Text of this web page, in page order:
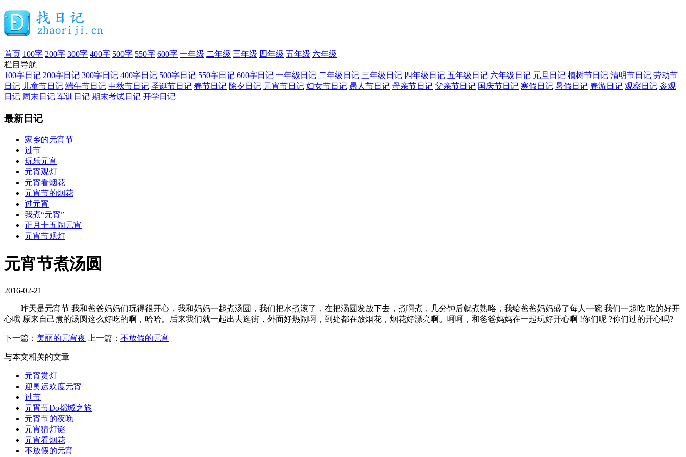
首页 100字 200字 300字 400字 500字 550字 600字 一年级 二年级 三年级 四年级 五年级 六年级
栏目导航
100字日记 200字日记 300字日记 400字日记 500字日记 550字日记 600字日记 一年级日记 二年级日记 三年级日记 四年级日记 五年级日记 六年级日记 元旦日记 植树节日记 清明节日记 劳动节
日记 儿童节日记 端午节日记 中秋节日记 圣诞节日记 春节日记 除夕日记 元宵节日记 妇女节日记 愚人节日记 母亲节日记 父亲节日记 国庆节日记 寒假日记 暑假日记 春游日记 观察日记 参观
日记 周末日记 军训日记 期末考试日记 开学日记
最新日记
家乡的元宵节
过节
玩乐元宵
元宵观灯
元宵看烟花
元宵节的烟花
过元宵
我煮“元宵”
正月十五闹元宵
元宵节观灯
元宵节煮汤圆
2016-02-21
昨天是元宵节 我和爸爸妈妈们玩得很开心，我和妈妈一起煮汤圆，我们把水煮滚了，在把汤圆发放下去，煮啊煮，几分钟后就煮熟咯，我给爸爸妈妈盛了每人一碗 我们一起吃 吃的好开
心哦 原来自己煮的汤圆这么好吃的啊，哈哈。后来我们就一起出去逛街，外面好热闹啊，到处都在放烟花，烟花好漂亮啊。呵呵，和爸爸妈妈在一起玩好开心啊 !你们呢 ?你们过的开心吗?
下一篇： 美丽的元宵夜 上一篇： 不放假的元宵
与本文相关的文章
元宵赏灯
迎奥运欢度元宵
过节
元宵节Do都城之旅
元宵节的夜晚
元宵猜灯谜
元宵看烟花
不放假的元宵